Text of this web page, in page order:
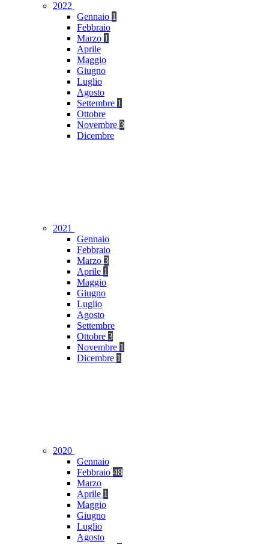
2022
Gennaio 1
Febbraio
Marzo 1
Aprile
Maggio
Giugno
Luglio
Agosto
Settembre 1
Ottobre
Novembre 3
Dicembre
2021
Gennaio
Febbraio
Marzo 3
Aprile 1
Maggio
Giugno
Luglio
Agosto
Settembre
Ottobre 3
Novembre 1
Dicembre 1
2020
Gennaio
Febbraio 48
Marzo
Aprile 1
Maggio
Giugno
Luglio
Agosto